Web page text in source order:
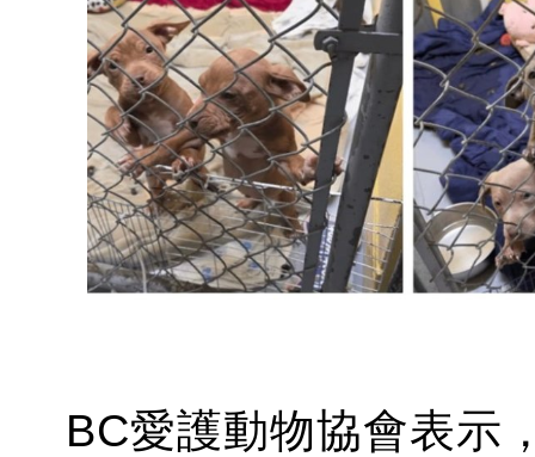
BC愛護動物協會表示